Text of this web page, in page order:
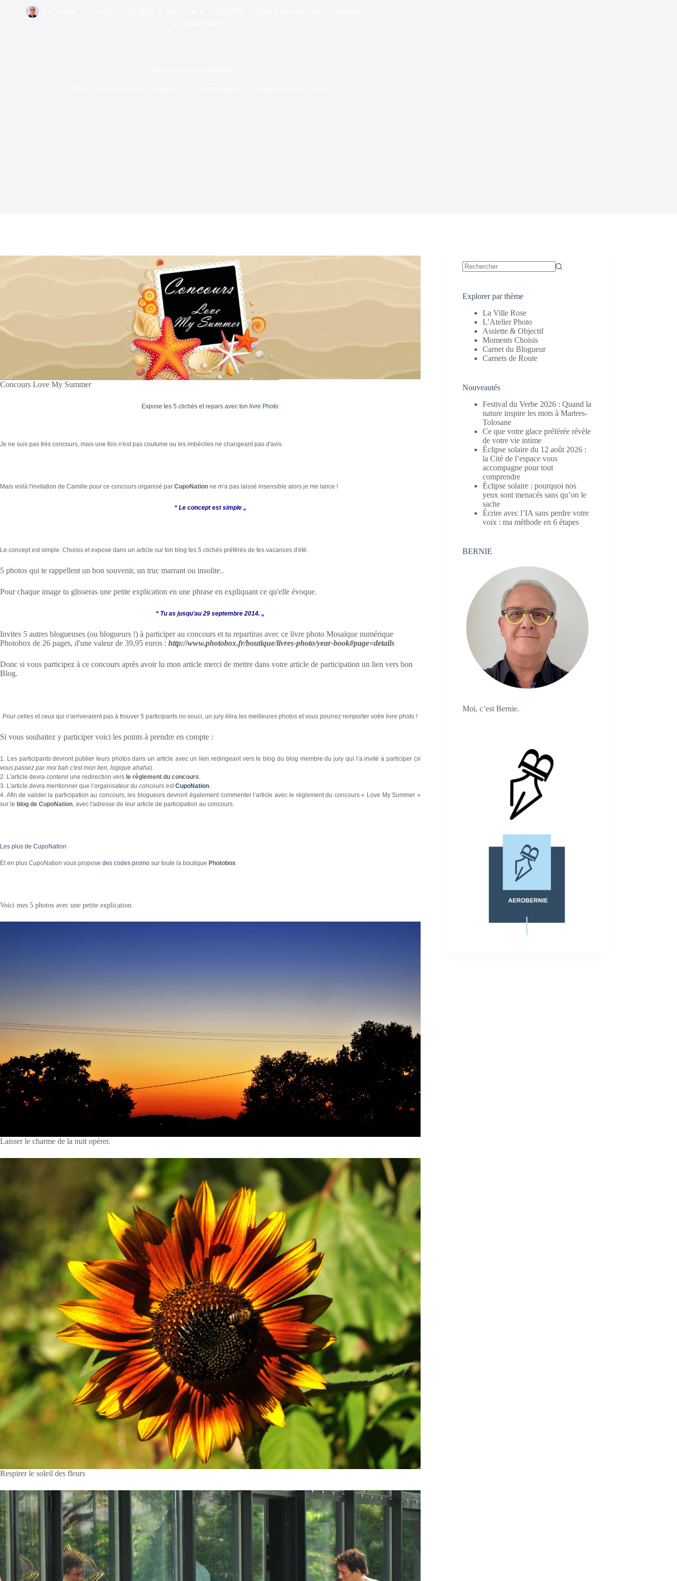
Concours Love My Summer
Expose tes 5 clichés et repars avec ton livre Photo
Je ne suis pas très concours, mais une fois n'est pas coutume ou les imbéciles ne changeant pas d'avis.
Mais voilà l'invitation de Camille pour ce concours organisé par CupoNation ne m'a pas laissé insensible alors je me lance !
“ Le concept est simple „
Le concept est simple. Choisis et expose dans un article sur ton blog tes 5 clichés préférés de tes vacances d'été.
5 photos qui te rappellent un bon souvenir, un truc marrant ou insolite..
Pour chaque image tu glisseras une petite explication en une phrase en expliquant ce qu'elle évoque.
“ Tu as jusqu'au 29 septembre 2014. „
Invites 5 autres blogueuses (ou blogueurs !) à participer au concours et tu repartiras avec ce livre photo Mosaïque numérique
Photobox de 26 pages, d'une valeur de 39,95 euros : http://www.photobox.fr/boutique/livres-photo/year-book#page=details
Donc si vous participez à ce concours après avoir lu mon article merci de mettre dans votre article de participation un lien vers bon
Blog.
Pour celles et ceux qui n'arriveraient pas à trouver 5 participants no souci, un jury élira les meilleures photos et vous pourrez remporter votre livre photo !
Si vous souhaitez y participer voici les points à prendre en compte :
1. Les participants devront publier leurs photos dans un article avec un lien redirigeant vers le blog du blog membre du jury qui l’a invité à participer (si
vous passez par moi bah c'est mon lien, logique ahaha).
2. L’article devra contenir une redirection vers le règlement du concours
3. L’article devra mentionner que l’organisateur du concours est CupoNation
4. Afin de valider la participation au concours, les blogueurs devront également commenter l’article avec le règlement du concours « Love My Summer »
sur le blog de CupoNation , avec l'adresse de leur article de participation au concours.
Les plus de CupoNation
Et en plus CupoNation vous propose des codes promo sur toute la boutique Photobox
Voici mes 5 photos avec une petite explication.
Laisser le charme de la nuit opérer.
Respirer le soleil des fleurs
Explorer par thème
La Ville Rose
L’Atelier Photo
Assiette & Objectif
Moments Choisis
Carnet du Blogueur
Carnets de Route
Nouveautés
Festival du Verbe 2026 : Quand la
nature inspire les mots à Martres-
Tolosane
Ce que votre glace préférée révèle
de votre vie intime
Éclipse solaire du 12 août 2026 :
la Cité de l’espace vous
accompagne pour tout
comprendre
Éclipse solaire : pourquoi nos
yeux sont menacés sans qu’on le
sache
Écrire avec l’IA sans perdre votre
voix : ma méthode en 6 étapes
BERNIE
Moi, c’est Bernie.